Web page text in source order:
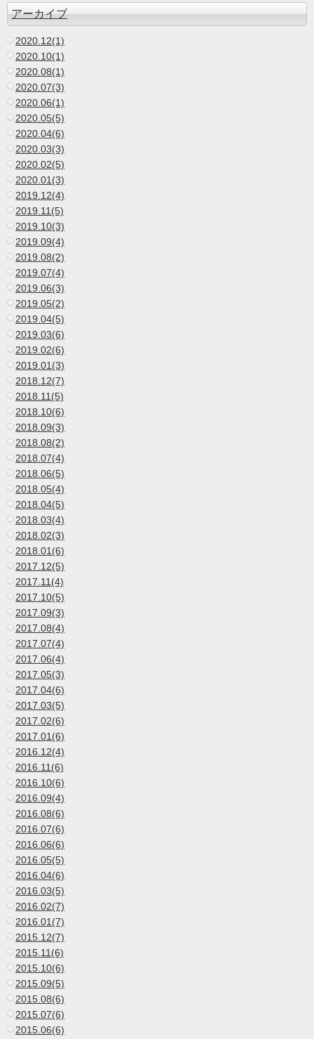
アーカイブ
2020.12(1)
2020.10(1)
2020.08(1)
2020.07(3)
2020.06(1)
2020.05(5)
2020.04(6)
2020.03(3)
2020.02(5)
2020.01(3)
2019.12(4)
2019.11(5)
2019.10(3)
2019.09(4)
2019.08(2)
2019.07(4)
2019.06(3)
2019.05(2)
2019.04(5)
2019.03(6)
2019.02(6)
2019.01(3)
2018.12(7)
2018.11(5)
2018.10(6)
2018.09(3)
2018.08(2)
2018.07(4)
2018.06(5)
2018.05(4)
2018.04(5)
2018.03(4)
2018.02(3)
2018.01(6)
2017.12(5)
2017.11(4)
2017.10(5)
2017.09(3)
2017.08(4)
2017.07(4)
2017.06(4)
2017.05(3)
2017.04(6)
2017.03(5)
2017.02(6)
2017.01(6)
2016.12(4)
2016.11(6)
2016.10(6)
2016.09(4)
2016.08(6)
2016.07(6)
2016.06(6)
2016.05(5)
2016.04(6)
2016.03(5)
2016.02(7)
2016.01(7)
2015.12(7)
2015.11(6)
2015.10(6)
2015.09(5)
2015.08(6)
2015.07(6)
2015.06(6)